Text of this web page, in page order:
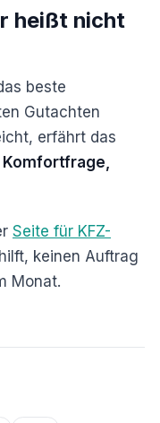
heißt nicht
beste
Gutachten
erfährt das
Seite für KFZ-
keinen Auftrag
Monat.